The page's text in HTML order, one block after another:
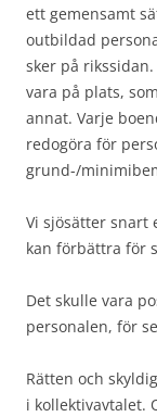
ett gemensamt
outbildad
sker på
vara på plats,
annat. Varje
redogöra för
grund-/
Vi sjösätter snart
kan förbättra för
Det skulle vara
personalen, för
Rätten och
i kollektivavtalet.